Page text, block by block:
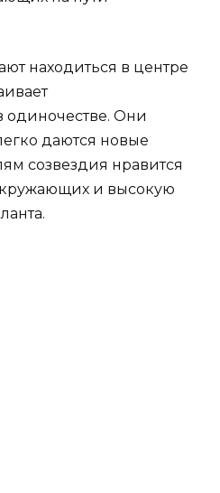
находиться в центре
Они
даются новые
созвездия нравится
и высокую